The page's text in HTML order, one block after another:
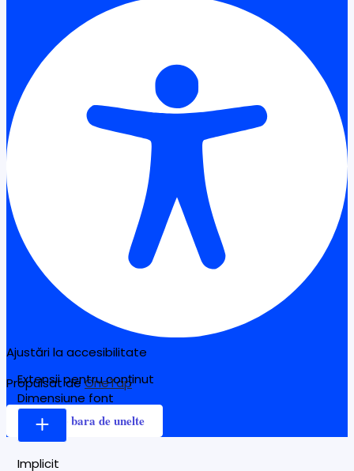
Ajustări la accesibilitate
Propulsat deOneTap
Ascunde bara de unelte
Extensii pentru conținut
Dimensiune font
Implicit